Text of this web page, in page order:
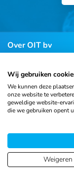
Over OIT bv
Klantenservice
Contact
& Trading B.V.
Wij gebruiken
We kunnen deze
onze website te
geweldige website-
die we gebruiken opent
Weigeren